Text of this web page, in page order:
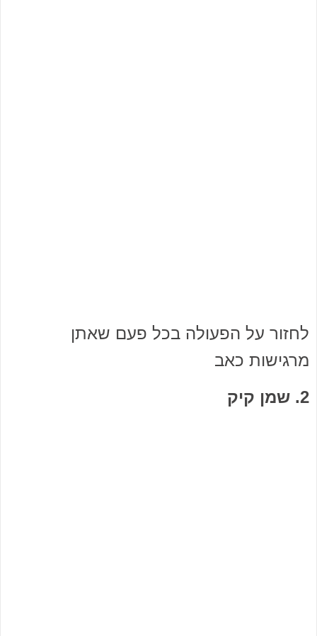
לחזור על הפעולה בכל פעם שאתן
מרגישות כאב
2. שמן קיק